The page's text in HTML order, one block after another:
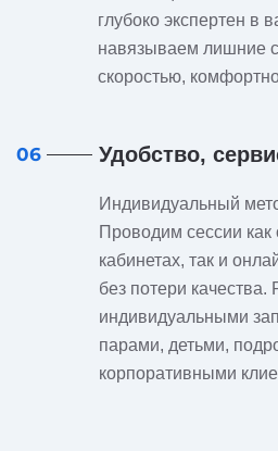
глубоко экспертен в
навязываем лишние
скоростью,
06 Удобство,
Индивидуальный
Проводим сессии
кабинетах, так и
без потери качества.
индивидуальными
парами, детьми,
корпоративными